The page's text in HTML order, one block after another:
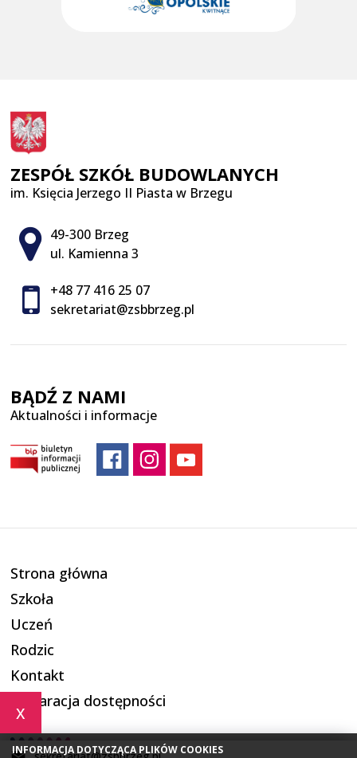
x
INFORMACJA DOTYCZĄCA PLIKÓW COOKIES
ZESPÓŁ SZKÓŁ BUDOWLANYCH
im. Księcia Jerzego II Piasta w Brzegu
Adres pocztowy:
49-300 Brzeg
ul. Kamienna 3
+48 77 416 25 07
sekretariat@zsbbrzeg.pl
BĄDŹ Z NAMI
Aktualności i informacje
Strona główna
Szkoła
Uczeń
Rodzic
Kontakt
Deklaracja dostępności